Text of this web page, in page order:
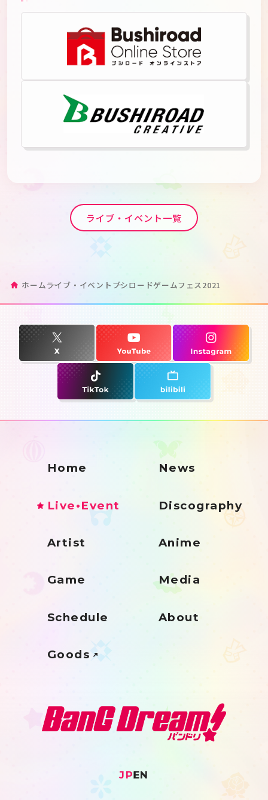
ライブ・イベント一覧
ホームライブ・イベント ブシロードゲームフェス2021
Home News
Live•Event Discography
Artist Anime
Game Media
Schedule About
Goods
JPEN